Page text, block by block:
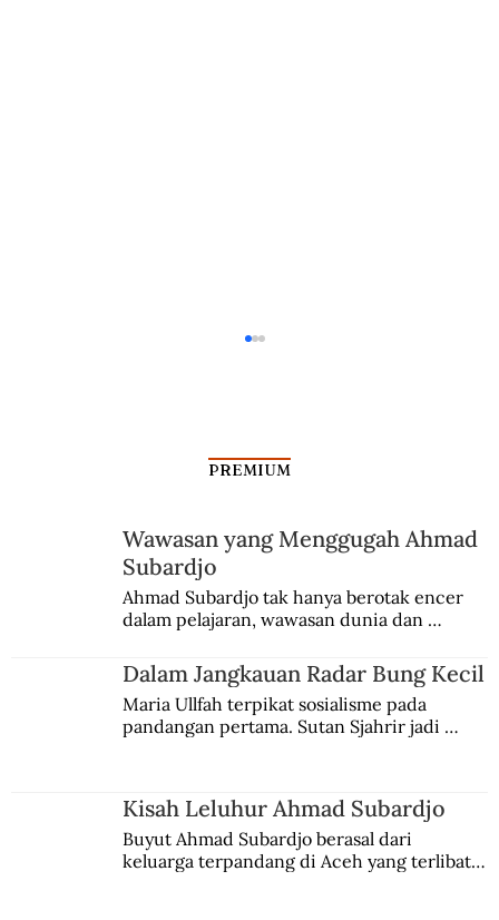
Penyergapan di Bogor Selatan
PREMIUM
Wawasan yang Menggugah Ahmad
Subardjo
Ahmad Subardjo tak hanya berotak encer
dalam pelajaran, wawasan dunia dan
Jules Verne, Multatuli, hingga Sun Yat-sen.
Dalam Jangkauan Radar Bung Kecil
Maria Ullfah terpikat sosialisme pada
pandangan pertama. Sutan Sjahrir jadi
Kisah Leluhur Ahmad Subardjo
Buyut Ahmad Subardjo berasal dari
keluarga terpandang di Aceh yang terlibat